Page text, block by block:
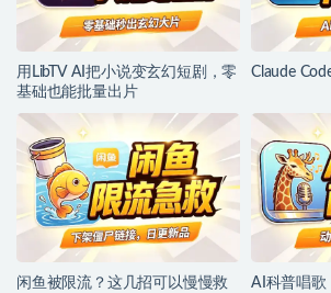
用LibTV AI把小说变玄幻短剧，零
基础也能批量出片
Claude
闲鱼被限流？这几招可以慢慢救
AI科普唱歌